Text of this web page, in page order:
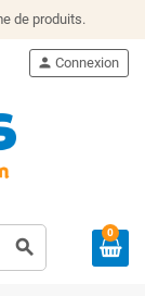
de produits.
search
person Connexion
0